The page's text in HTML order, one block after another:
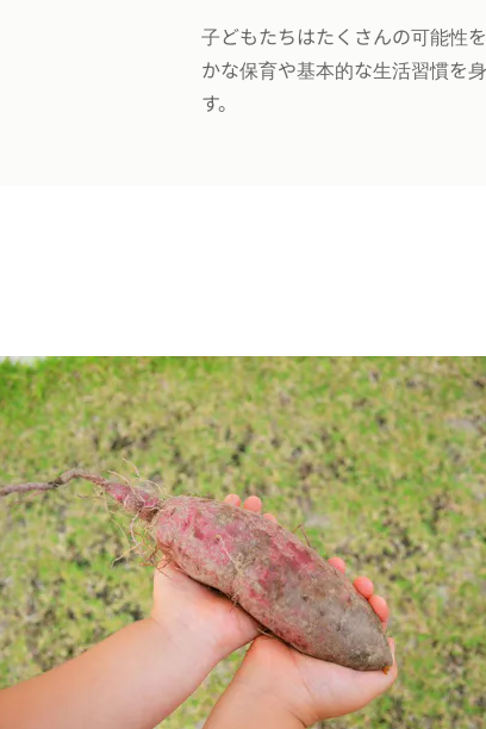
子どもたちはたくさんの可能性
かな保育や基本的な生活習慣を
す。